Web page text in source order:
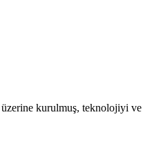
kurulmuş, teknolojiyi